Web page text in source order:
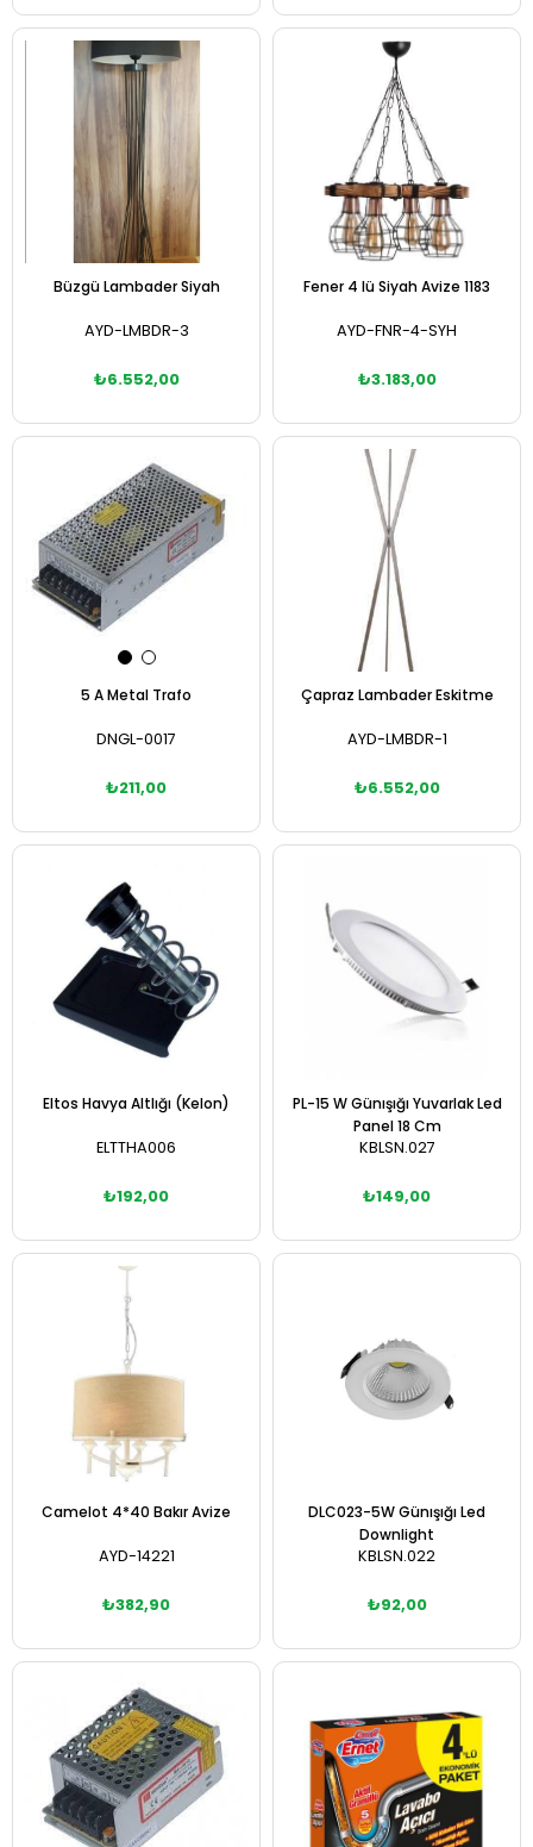
Sepete Ekle Sepete Ekle
Büzgü Lambader Siyah
AYD-LMBDR-3
₺6.552,00
Sepete Ekle
Fener 4 lü Siyah Avize 1183
AYD-FNR-4-SYH
₺3.183,00
Sepete Ekle
5 A Metal Trafo
DNGL-0017
₺211,00
Çapraz Lambader Eskitme
AYD-LMBDR-1
₺6.552,00
Eltos Havya Altlığı (Kelon)
ELTTHA006
₺192,00
Sepete Ekle
PL-15 W Günışığı Yuvarlak Led
Panel 18 Cm
KBLSN.027
₺149,00
Camelot 4*40 Bakır Avize
AYD-14221
₺382,90
Sepete Ekle
DLC023-5W Günışığı Led
Downlight
KBLSN.022
₺92,00